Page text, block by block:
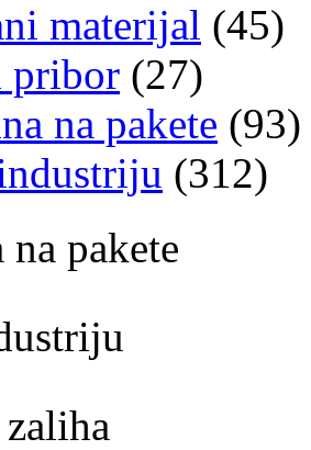
materijal (45)
pribor (27)
na pakete (93)
(312)
pakete